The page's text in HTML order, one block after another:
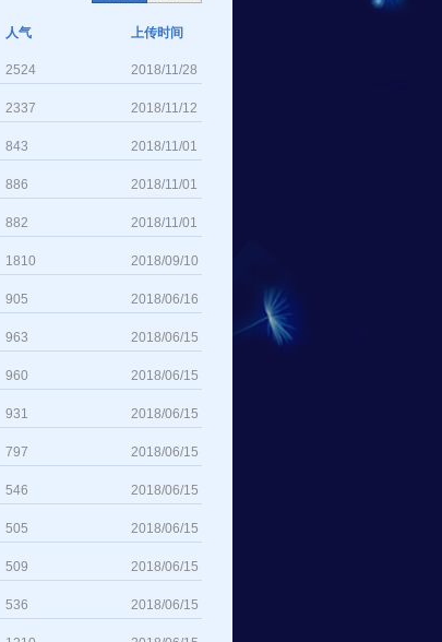
人气 上传时间
2524 2018/11/28
2337 2018/11/12
843 2018/11/01
886 2018/11/01
882 2018/11/01
1810 2018/09/10
905 2018/06/16
963 2018/06/15
960 2018/06/15
931 2018/06/15
797 2018/06/15
546 2018/06/15
505 2018/06/15
509 2018/06/15
536 2018/06/15